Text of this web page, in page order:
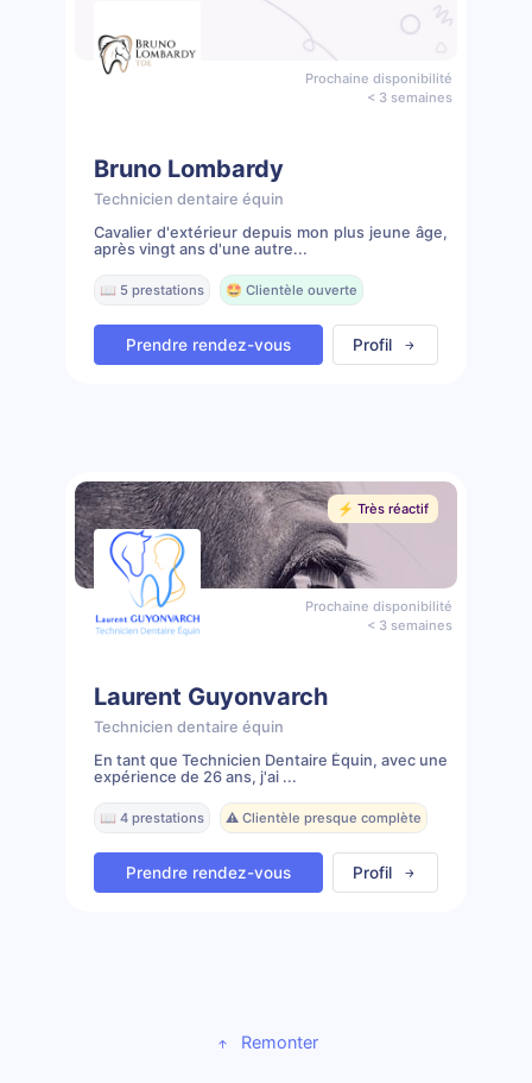
Prochaine disponibilité
< 3 semaines
Bruno Lombardy
Technicien dentaire équin
Cavalier d'extérieur depuis mon plus jeune âge,
après vingt ans d'une autre...
📖 5 prestations 🤩 Clientèle ouverte
Prendre rendez-vous Profil
⚡️ Très réactif
Prochaine disponibilité
< 3 semaines
Laurent Guyonvarch
Technicien dentaire équin
En tant que Technicien Dentaire Équin, avec une
expérience de 26 ans, j'ai ...
📖 4 prestations ⚠️ Clientèle presque complète
Prendre rendez-vous Profil
Remonter